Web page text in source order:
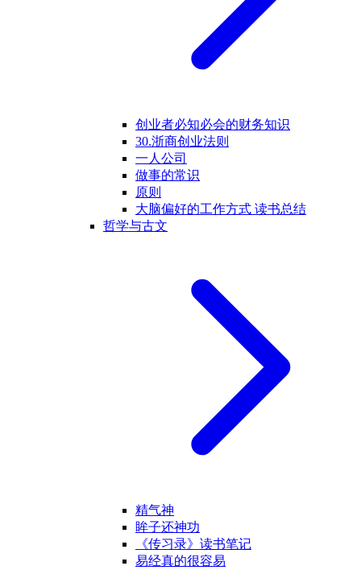
创业者必知必会的财务知识
30.浙商创业法则
一人公司
做事的常识
原则
大脑偏好的工作方式 读书总结
哲学与古文
精气神
眸子还神功
《传习录》读书笔记
易经真的很容易